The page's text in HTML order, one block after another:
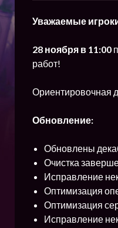
Уважаемые
28 ноября в 11:00
работ!
Ориентировочная
Обновление:
Обновлены
Очистка
Исправление
Оптимизация
Оптимизация
Исправление